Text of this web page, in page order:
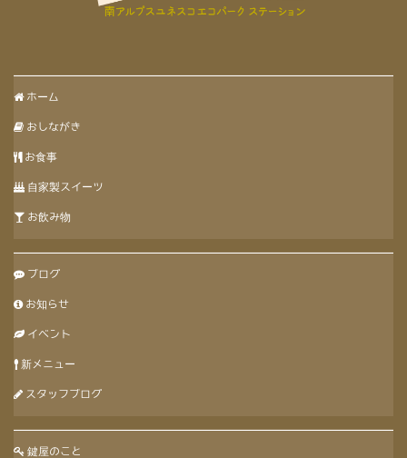
ホーム
おしながき
お食事
自家製スイーツ
お飲み物
ブログ
お知らせ
イベント
新メニュー
スタッフブログ
鍵屋のこと